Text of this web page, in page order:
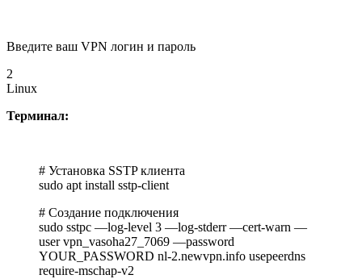
Введите ваш VPN логин и пароль
2
Linux
Терминал:
# Установка SSTP клиента
sudo apt install sstp-client
# Создание подключения
sudo sstpc —log-level 3 —log-stderr —cert-warn —
user vpn_vasoha27_7069 —password
YOUR_PASSWORD nl-2.newvpn.info usepeerdns
require-mschap-v2